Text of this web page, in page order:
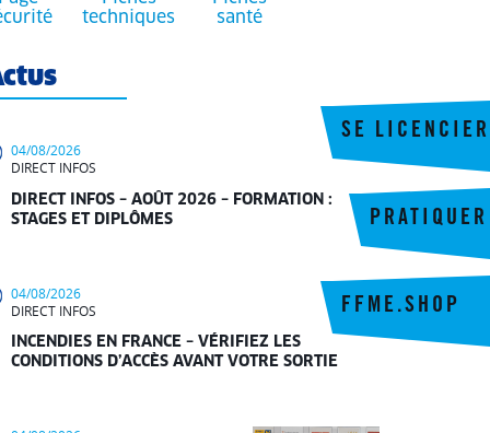
SE LICENCIER
FFME.SHOP
PRATIQUER
techniques
santé
04/08/2026
DIRECT INFOS
DIRECT INFOS – AOÛT 2026 – FORMATION :
STAGES ET DIPLÔMES
04/08/2026
DIRECT INFOS
INCENDIES EN FRANCE – VÉRIFIEZ LES
CONDITIONS D’ACCÈS AVANT VOTRE SORTIE